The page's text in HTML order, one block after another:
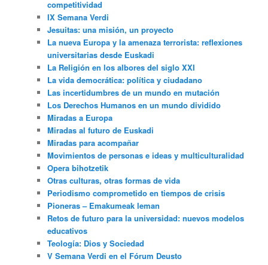
competitividad
IX Semana Verdi
Jesuitas: una misión, un proyecto
La nueva Europa y la amenaza terrorista: reflexiones
universitarias desde Euskadi
La Religión en los albores del siglo XXI
La vida democrática: política y ciudadano
Las incertidumbres de un mundo en mutación
Los Derechos Humanos en un mundo dividido
Miradas a Europa
Miradas al futuro de Euskadi
Miradas para acompañar
Movimientos de personas e ideas y multiculturalidad
Opera bihotzetik
Otras culturas, otras formas de vida
Periodismo comprometido en tiempos de crisis
Pioneras – Emakumeak leman
Retos de futuro para la universidad: nuevos modelos
educativos
Teología: Dios y Sociedad
V Semana Verdi en el Fórum Deusto